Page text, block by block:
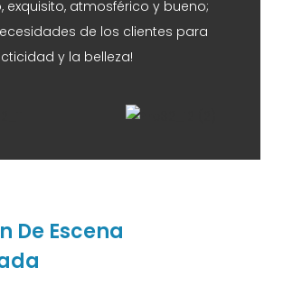
atmosférico y bueno;
de los clientes para
y la belleza!
De Escena